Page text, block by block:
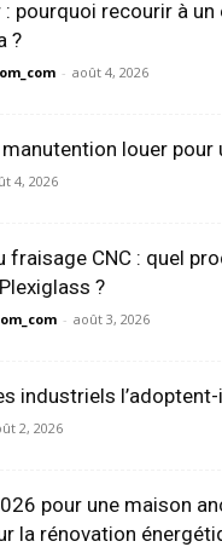
pourquoi recourir à un
?
- août 4, 2026
louer pour
4, 2026
fraisage CNC : quel
?
- août 3, 2026
industriels
2, 2026
pour une maison
la rénovation